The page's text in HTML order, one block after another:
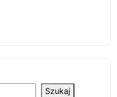
Szukaj